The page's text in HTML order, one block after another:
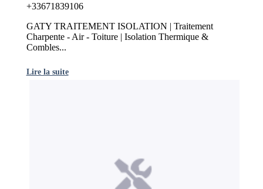
+33671839106
GATY TRAITEMENT ISOLATION | Traitement
Charpente - Air - Toiture | Isolation Thermique &
Combles...
Lire la suite